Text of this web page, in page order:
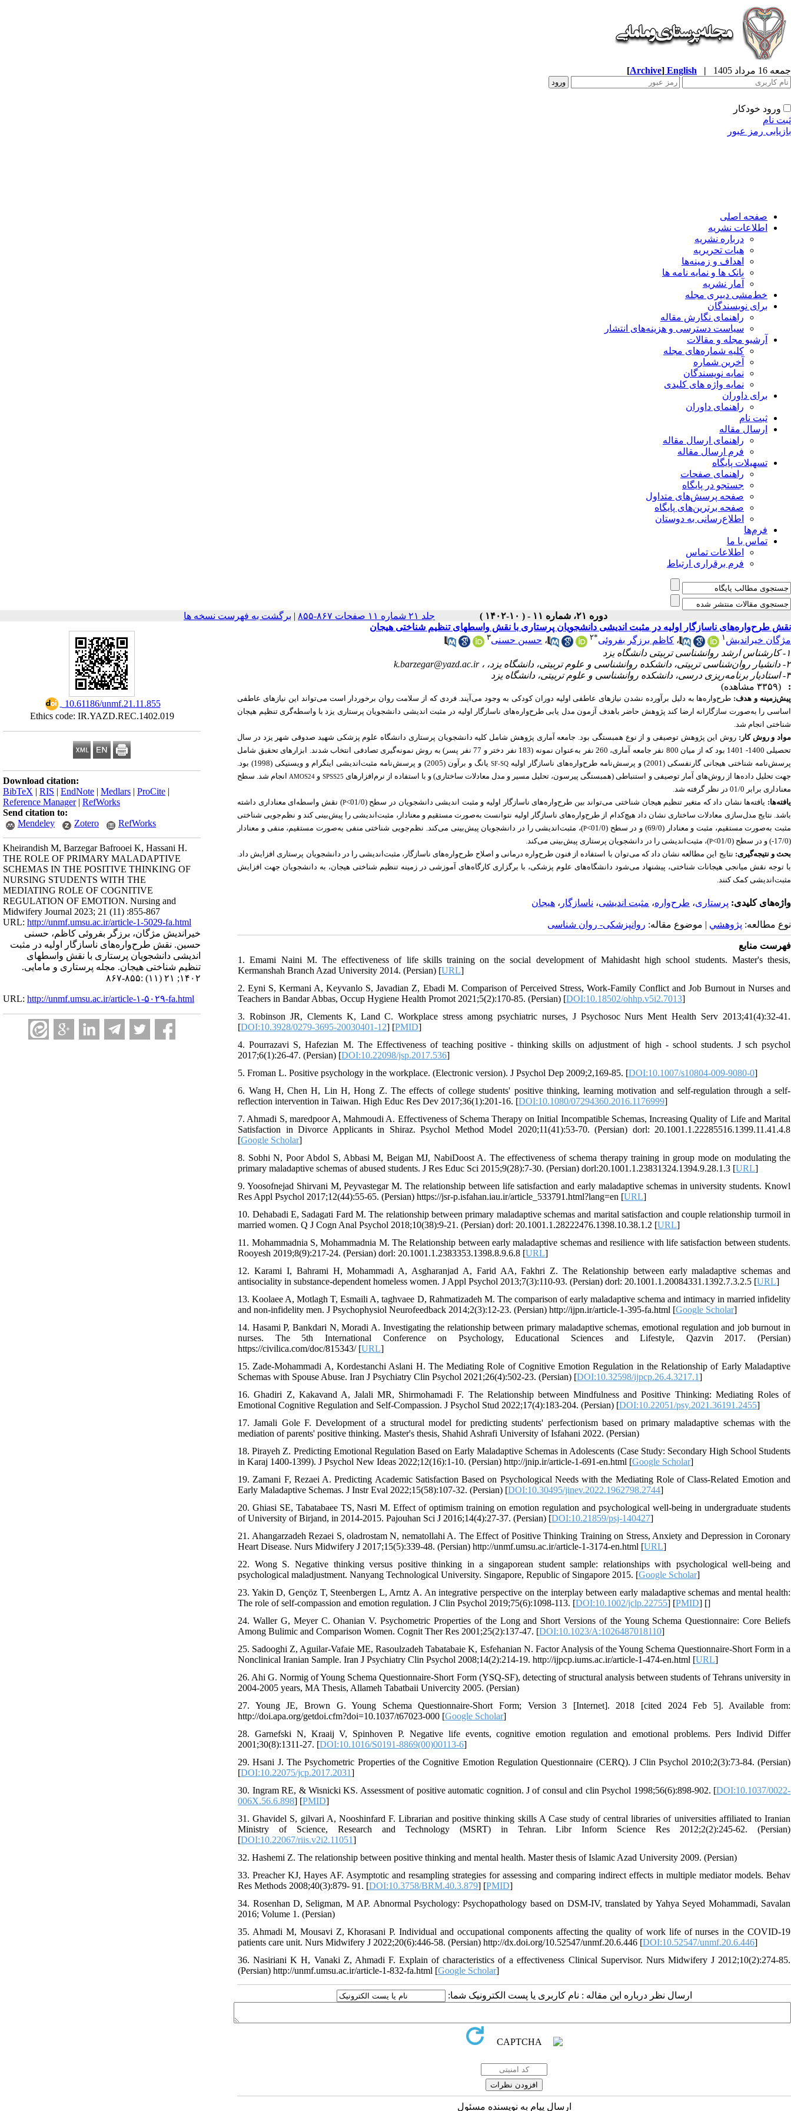
جمعه 16 مرداد 1405 |
English
[Archive]
ورود خودکار
ثبت نام
بازیابی رمز عبور
صفحه اصلی
اطلاعات نشریه
درباره نشریه
هیات تحریریه
اهداف و زمینه‌ها
بانک ها و نمایه نامه ها
آمار نشریه
خط‌مشی دبیری مجله
برای نویسندگان
راهنمای نگارش مقاله
سیاست دسترسی و هزینه‌های انتشار
آرشیو مجله و مقالات
کلیه شماره‌های مجله
آخرین شماره
نمایه نویسندگان
نمایه واژه های کلیدی
برای داوران
راهنمای داوران
ثبت نام
ارسال مقاله
راهنمای ارسال مقاله
فرم ارسال مقاله
تسهیلات پایگاه
راهنمای صفحات
جستجو در پایگاه
صفحه پرسش‌های متداول
صفحه برترین‌های پایگاه
اطلاع‌رسانی به دوستان
فرم‌ها
تماس با ما
اطلاعات تماس
فرم برقراری ارتباط
دوره ۲۱، شماره ۱۱ - ( ۱۰-۱۴۰۲ ) جلد ۲۱ شماره ۱۱ صفحات ۸۶۷-۸۵۵ | برگشت به فهرست نسخه ها
‎ 10.61186/unmf.21.11.855
Ethics code: IR.YAZD.REC.1402.019
Download citation:
BibTeX | RIS | EndNote | Medlars | ProCite |
Reference Manager| RefWorks
Send citation to:
Mendeley
Zotero RefWorks
Kheirandish M, Barzegar Bafrooei K, Hassani H.
THE ROLE OF PRIMARY MALADAPTIVE
SCHEMAS IN THE POSITIVE THINKING OF
NURSING STUDENTS WITH THE
MEDIATING ROLE OF COGNITIVE
REGULATION OF EMOTION. Nursing and
Midwifery Journal 2023; 21 (11) :855-867
URL: http://unmf.umsu.ac.ir/article-1-5029-fa.html
خیراندیش مژگان، برزگر بفروئی کاظم، حسنی
حسین. نقش طرح‌واره‌های ناسازگار اولیه در مثبت
اندیشی دانشجویان پرستاری با نقش واسطهای
تنظیم شناختی هیجان. مجله پرستاری و مامایی.
۱۴۰۲; ۲۱ (۱۱) :۸۵۵-۸۶۷
URL: http://unmf.umsu.ac.ir/article-۱-۵۰۲۹-fa.html
نقش طرح‌واره‌های ناسازگار اولیه در مثبت اندیشی دانشجویان پرستاری با نقش واسطهای تنظیم شناختی هیجان
مژگان خیراندیش ۱ ، کاظم برزگر بفروئی*۲ ، حسین حسنی۳
۱- کارشناس ارشد روانشناسی تربیتی دانشگاه یزد
۲- دانشیار روان‌شناسی تربیتی، دانشکده روانشناسی و علوم تربیتی، دانشگاه یزد، ،
k.barzegar@yazd.ac.ir
۳- استادیار برنامه‌ریزی درسی، دانشکده روانشناسی و علوم تربیتی، دانشگاه یزد
:
(۳۳۵۹ مشاهده)
پیش‌زمینه و هدف: طرح‌واره‌ها به دلیل برآورده نشدن نیازهای عاطفی اولیه دوران کودکی به وجود می‌آیند. فردی که از سلامت روان برخوردار است می‌تواند این نیازهای عاطفی
اساسی را به‌صورت سازگارانه ارضا کند پژوهش حاضر باهدف آزمون مدل یابی طرح‌واره‌های ناسازگار اولیه در مثبت اندیشی دانشجویان پرستاری یزد با واسطه‌گری تنظیم هیجان
شناختی انجام شد
مواد و روش کار: روش این پژوهش توصیفی و از نوع همبستگی بود. جامعه آماری پژوهش شامل کلیه دانشجویان پرستاری دانشگاه علوم پزشکی شهید صدوقی شهر یزد در سال
تحصیلی 1400- 1401 بود که از میان 800 نفر جامعه آماری، 260 نفر به‌عنوان نمونه (183 نفر دختر و 77 نفر پسر) به روش نمونه‌گیری تصادفی انتخاب شدند. ابزارهای تحقیق
شامل
پرسش‌نامه شناختی هیجانی گارنفسکی (2001) و پرسش‌نامه طرح‌واره‌های ناسازگار اولیه
SF-SQ
یانگ و برآون (2005) و پرسش‌نامه مثبت‌‏اندیشی اینگرام و ویسنیکی (1998) بود.
جهت تحلیل داده‌ها از روش‌های آمار توصیفی و استنباطی (همبستگی پیرسون، تحلیل مسیر و مدل معادلات ساختاری) و با استفاده از نرم‌افزارهای SPSS25 و AMOS24 انجام شد. سطح
معناداری برابر 01/0 در نظر گرفته شد
یافته‌ها: یافته‌ها نشان داد که متغیر تنظیم هیجان شناختی می‌تواند بین طرح‌واره‌های ناسازگار اولیه و مثبت اندیشی دانشجویان در سطح (01/0> P) نقش واسطه‌ای معناداری داشته
باشد. نتایج مدل‌سازی معادلات ساختاری نشان داد هیچ‌کدام از طرح‌واره‌های ناسازگار اولیه نتوانست به‌صورت مستقیم و معنادار، مثبت‌‏اندیشی را پیش‌‏بینی کند و نظم‌‏جویی شناختی
مثبت به‌صورت مستقیم، مثبت و معنادار (69/0) و در سطح (01/0>
P)، مثبت‌‏اندیشی را در دانشجویان پیش‌بینی می‌کند. نظم‌‏جویی شناختی منفی به‌صورت مستقیم، منفی و معنادار
(17/0-) و در سطح
(01/0>
P)، مثبت‌‏اندیشی را در دانشجویان پرستاری پیش‌بینی می‌کند.
بحث و نتیجه‌گیری: نتایج این مطالعه نشان داد که می‌‏توان با استفاده از فنون طرح‌واره درمانی و اصلاح طرح‌واره‌های ناسازگار، مثبت‌‏اندیشی را در دانشجویان پرستاری افزایش داد.
با توجه نقش میانجی هیجانات شناختی، پیشنهاد می‌شود دانشگاههای علوم پزشکی، با برگزاری کارگاه‏های آموزشی در زمینه تنظیم شناختی هیجان، به دانشجویان جهت افزایش
مثبت‏اندیشی کمک کنند.
واژه‌های کلیدی: پرستاری، طرح‌واره، مثبت اندیشی، ناسازگار ، هیجان
نوع مطالعه: پژوهشي | موضوع مقاله: روانپزشکی- روان شناسی
فهرست منابع
1. Emami Naini M. The effectiveness of life skills training on the social development of Mahidasht high school students. Master's thesis,
Kermanshah Branch Azad University 2014. (Persian) [URL]
2. Eyni S, Kermani A, Keyvanlo S, Javadian Z, Ebadi M. Comparison of Perceived Stress, Work-Family Conflict and Job Burnout in Nurses and
Teachers in Bandar Abbas, Occup Hygiene Health Promot 2021;5(2):170-85. (Persian) [DOI:10.18502/ohhp.v5i2.7013]
3. Robinson JR, Clements K, Land C. Workplace stress among psychiatric nurses, J Psychosoc Nurs Ment Health Serv 2013;41(4):32-41.
[DOI:10.3928/0279-3695-20030401-12] [PMID]
4. Pourrazavi S, Hafezian M. The Effectiveness of teaching positive - thinking skills on adjustment of high - school students. J sch psychol
2017;6(1):26-47. (Persian) [DOI:10.22098/jsp.2017.536]
5. Froman L. Positive psychology in the workplace. (Electronic version). J Psychol Dep 2009;2,169-85. [DOI:10.1007/s10804-009-9080-0]
6. Wang H, Chen H, Lin H, Hong Z. The effects of college students' positive thinking, learning motivation and self-regulation through a self-
reflection intervention in Taiwan. High Educ Res Dev 2017;36(1):201-16. [DOI:10.1080/07294360.2016.1176999]
7. Ahmadi S, maredpoor A, Mahmoudi A. Effectiveness of Schema Therapy on Initial Incompatible Schemas, Increasing Quality of Life and Marital
Satisfaction in Divorce Applicants in Shiraz. Psychol Method Model 2020;11(41):53-70. (Persian) dorl: 20.1001.1.22285516.1399.11.41.4.8
[Google Scholar]
8. Sobhi N, Poor Abdol S, Abbasi M, Beigan MJ, NabiDoost A. The effectiveness of schema therapy training in group mode on modulating the
primary maladaptive schemas of abused students. J Res Educ Sci 2015;9(28):7-30. (Persian) dorl:20.1001.1.23831324.1394.9.28.1.3 [URL]
9. Yoosofnejad Shirvani M, Peyvastegar M. The relationship between life satisfaction and early maladaptive schemas in university students. Knowl
Res Appl Psychol 2017;12(44):55-65. (Persian) https://jsr-p.isfahan.iau.ir/article_533791.html?lang=en [URL]
10. Dehabadi E, Sadagati Fard M. The relationship between primary maladaptive schemas and marital satisfaction and couple relationship turmoil in
married women. Q J Cogn Anal Psychol 2018;10(38):9-21. (Persian) dorl: 20.1001.1.28222476.1398.10.38.1.2 [URL]
11. Mohammadnia S, Mohammadnia M. The Relationship between early maladaptive schemas and resilience with life satisfaction between students.
Rooyesh 2019;8(9):217-24. (Persian) dorl: 20.1001.1.2383353.1398.8.9.6.8 [URL]
12. Karami I, Bahrami H, Mohammadi A, Asgharanjad A, Farid AA, Fakhri Z. The Relationship between early maladaptive schemas and
antisociality in substance-dependent homeless women. J Appl Psychol 2013;7(3):110-93. (Persian) dorl: 20.1001.1.20084331.1392.7.3.2.5 [URL]
13. Koolaee A, Motlagh T, Esmaili A, taghvaee D, Rahmatizadeh M. The comparison of early maladaptive schema and intimacy in married infidelity
and non-infidelity men. J Psychophysiol Neurofeedback 2014;2(3):12-23. (Persian) http://ijpn.ir/article-1-395-fa.html [Google Scholar]
14. Hasami P, Bankdari N, Moradi A. Investigating the relationship between primary maladaptive schemas, emotional regulation and job burnout in
nurses. The 5th International Conference on Psychology, Educational Sciences and Lifestyle, Qazvin 2017. (Persian)
https://civilica.com/doc/815343/ [URL]
15. Zade-Mohammadi A, Kordestanchi Aslani H. The Mediating Role of Cognitive Emotion Regulation in the Relationship of Early Maladaptive
Schemas with Spouse Abuse. Iran J Psychiatry Clin Psychol 2021;26(4):502-23. (Persian) [DOI:10.32598/ijpcp.26.4.3217.1]
16. Ghadiri Z, Kakavand A, Jalali MR, Shirmohamadi F. The Relationship between Mindfulness and Positive Thinking: Mediating Roles of
Emotional Cognitive Regulation and Self-Compassion. J Psychol Stud 2022;17(4):183-204. (Persian) [DOI:10.22051/psy.2021.36191.2455]
17. Jamali Gole F. Development of a structural model for predicting students' perfectionism based on primary maladaptive schemas with the
mediation of parents' positive thinking. Master's thesis, Shahid Ashrafi University of Isfahani 2022. (Persian)
18. Pirayeh Z. Predicting Emotional Regulation Based on Early Maladaptive Schemas in Adolescents (Case Study: Secondary High School Students
in Karaj 1400-1399). J Psychol New Ideas 2022;12(16):1-10. (Persian) http://jnip.ir/article-1-691-en.html [Google Scholar]
19. Zamani F, Rezaei A. Predicting Academic Satisfaction Based on Psychological Needs with the Mediating Role of Class-Related Emotion and
Early Maladaptive Schemas. J Instr Eval 2022;15(58):107-32. (Persian) [DOI:10.30495/jinev.2022.1962798.2744]
20. Ghiasi SE, Tabatabaee TS, Nasri M. Effect of optimism training on emotion regulation and psychological well-being in undergraduate students
of University of Birjand, in 2014-2015. Pajouhan Sci J 2016;14(4):27-37. (Persian) [DOI:10.21859/psj-140427]
21. Ahangarzadeh Rezaei S, oladrostam N, nematollahi A. The Effect of Positive Thinking Training on Stress, Anxiety and Depression in Coronary
Heart Disease. Nurs Midwifery J 2017;15(5):339-48. (Persian) http://unmf.umsu.ac.ir/article-1-3174-en.html [URL]
22. Wong S. Negative thinking versus positive thinking in a singaporean student sample: relationships with psychological well-being and
psychological maladjustment. Nanyang Technological University. Singapore, Republic of Singapore 2015. [Google Scholar]
23. Yakin D, Gençöz T, Steenbergen L, Arntz A. An integrative perspective on the interplay between early maladaptive schemas and mental health:
The role of self‐compassion and emotion regulation. J Clin Psychol 2019;75(6):1098-113. [DOI:10.1002/jclp.22755] [PMID] []
24. Waller G, Meyer C. Ohanian V. Psychometric Properties of the Long and Short Versions of the Young Schema Questionnaire: Core Beliefs
Among Bulimic and Comparison Women. Cognit Ther Res 2001;25(2):137-47. [DOI:10.1023/A:1026487018110]
25. Sadooghi Z, Aguilar-Vafaie ME, Rasoulzadeh Tabatabaie K, Esfehanian N. Factor Analysis of the Young Schema Questionnaire-Short Form in a
Nonclinical Iranian Sample. Iran J Psychiatry Clin Psychol 2008;14(2):214-19. http://ijpcp.iums.ac.ir/article-1-474-en.html [URL]
26. Ahi G. Normig of Young Schema Questionnaire-Short Form (YSQ-SF), detecting of structural analysis between students of Tehrans university in
2004-2005 years, MA Thesis, Allameh Tabatbaii Univercity 2005. (Persian)
27. Young JE, Brown G. Young Schema Questionnaire-Short Form; Version 3 [Internet]. 2018 [cited 2024 Feb 5]. Available from:
http://doi.apa.org/getdoi.cfm?doi=10.1037/t67023-000 [Google Scholar]
28. Garnefski N, Kraaij V, Spinhoven P. Negative life events, cognitive emotion regulation and emotional problems. Pers Individ Differ
2001;30(8):1311-27. [DOI:10.1016/S0191-8869(00)00113-6]
29. Hsani J. The Psychometric Properties of the Cognitive Emotion Regulation Questionnaire (CERQ). J Clin Psychol 2010;2(3):73-84. (Persian)
[DOI:10.22075/jcp.2017.2031]
30. Ingram RE, & Wisnicki KS. Assessment of positive automatic cognition. J of consul and clin Psychol 1998;56(6):898-902. [DOI:10.1037/0022-
006X.56.6.898] [PMID]
31. Ghavidel S, gilvari A, Nooshinfard F. Librarian and positive thinking skills A Case study of central libraries of universities affiliated to Iranian
Ministry of Science, Research and Technology (MSRT) in Tehran. Libr Inform Science Res 2012;2(2):245-62. (Persian)
[DOI:10.22067/riis.v2i2.11051]
32. Hashemi Z. The relationship between positive thinking and mental health. Master thesis of Islamic Azad University 2009. (Persian)
33. Preacher KJ, Hayes AF. Asymptotic and resampling strategies for assessing and comparing indirect effects in multiple mediator models. Behav
Res Methods 2008;40(3):879- 91. [DOI:10.3758/BRM.40.3.879] [PMID]
34. Rosenhan D, Seligman, M AP. Abnormal Psychology: Psychopathology based on DSM-IV, translated by Yahya Seyed Mohammadi, Savalan
2016; Volume 1. (Persian)
35. Ahmadi M, Mousavi Z, Khorasani P. Individual and occupational components affecting the quality of work life of nurses in the COVID-19
patients care unit. Nurs Midwifery J 2022;20(6):446-58. (Persian) http://dx.doi.org/10.52547/unmf.20.6.446 [DOI:10.52547/unmf.20.6.446]
36. Nasiriani K H, Vanaki Z, Ahmadi F. Explain of characteristics of a effectiveness Clinical Supervisor. Nurs Midwifery J 2012;10(2):274-85.
(Persian) http://unmf.umsu.ac.ir/article-1-832-fa.html [Google Scholar]
ارسال نظر درباره این مقاله : نام کاربری یا پست الکترونیک شما:
ارسال پیام به نویسنده مسئول